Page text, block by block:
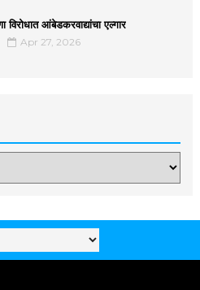
विरोधात आंबेडकरवाद्यांचा एल्गार
Apr 27, 2026